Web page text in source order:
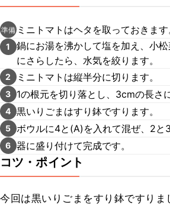
準備 ミニトマトはヘタを取っておきます
1
鍋にお湯を沸かして塩を加え、小
にさらしたら、水気を絞ります。
2 ミニトマトは縦半分に切ります。
3 1の根元を切り落とし、3cmの長さ
4 黒いりごまはすり鉢ですります。
5 ボウルに4と(A)を入れて混ぜ、2と
6 器に盛り付けて完成です。
コツ・ポイント
今回は黒いりごまをすり鉢ですりま